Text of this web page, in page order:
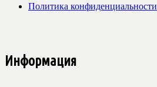
Политика конфиденциальности
Информация